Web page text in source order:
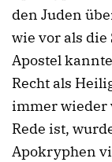
den Juden
wie vor als die
Apostel
Recht als
immer wieder
Rede ist,
Apokryphen